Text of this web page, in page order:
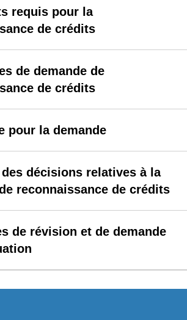
requis pour la
de crédits
de demande de
de crédits
pour la demande
des décisions relatives à la
reconnaissance de crédits
de révision et de demande